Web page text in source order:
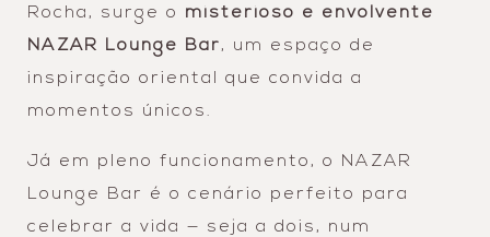
Rocha, surge o misterioso e envolvente
NAZAR Lounge Bar, um espaço de
inspiração oriental que convida a
momentos únicos.
Já em pleno funcionamento, o NAZAR
Lounge Bar é o cenário perfeito para
celebrar a vida — seja a dois, num